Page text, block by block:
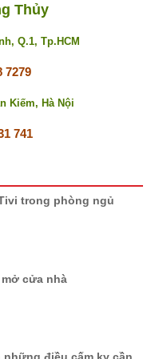
Thủy
Q.1, Tp.HCM
7279
Kiếm, Hà Nội
741
trong phòng ngủ
cửa nhà